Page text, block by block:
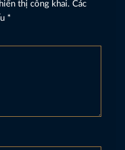
thị công khai. Các
*